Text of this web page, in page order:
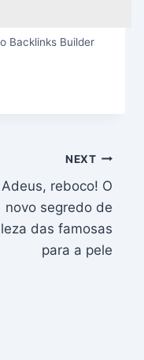
Backlinks Builder
NEXT
Adeus, reboco! O
novo segredo de
das famosas
para a pele